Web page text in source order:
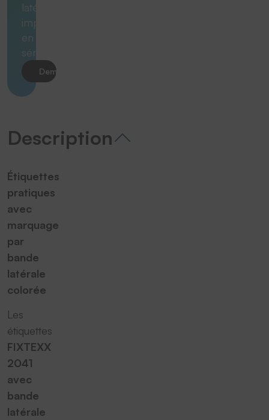
latéraux
imprimés
en
sérigraphie
Demander le produit
Description
Étiquettes
pratiques
avec
marquage
par
bande
latérale
colorée
Les
étiquettes
FIXTEXX
2041
avec
bande
latérale